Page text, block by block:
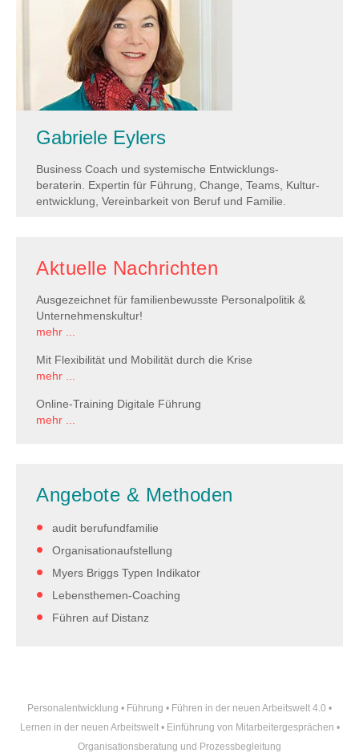
Gabriele Eylers
Business Coach und systemische Entwicklungs­
beraterin. Expertin für Führung, Change, Teams, Kultur­
entwicklung, Verein­barkeit von Beruf und Familie.
Aktuelle Nachrichten
Ausgezeichnet für familienbewusste Personalpolitik &
Unternehmenskultur!
mehr ...
Mit Flexibilität und Mobilität durch die Krise
mehr ...
Online-Training Digitale Führung
mehr ...
Angebote & Methoden
audit berufundfamilie
Organisationaufstellung
Myers Briggs Typen Indikator
Lebensthemen-Coaching
Führen auf Distanz
Personalentwicklung • Führung • Führen in der neuen Arbeitswelt 4.0 •
Lernen in der neuen Arbeitswelt• Einführung von Mitarbeitergesprächen •
Organisationsberatung und Prozessbegleitung